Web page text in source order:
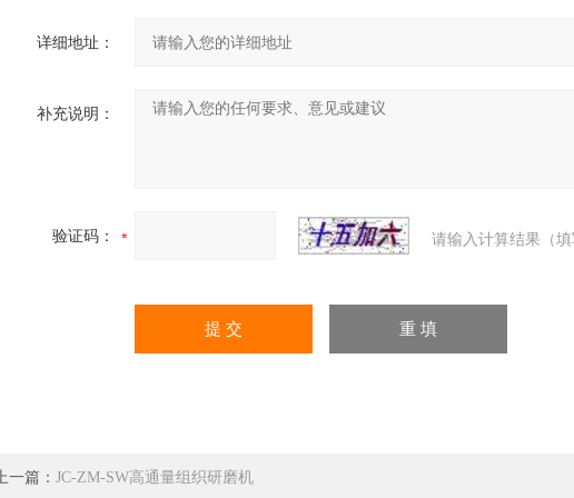
详细地址：
补充说明：
验证码： 请输入计算结果（
上一篇： JC-ZM-SW高通量组织研磨机